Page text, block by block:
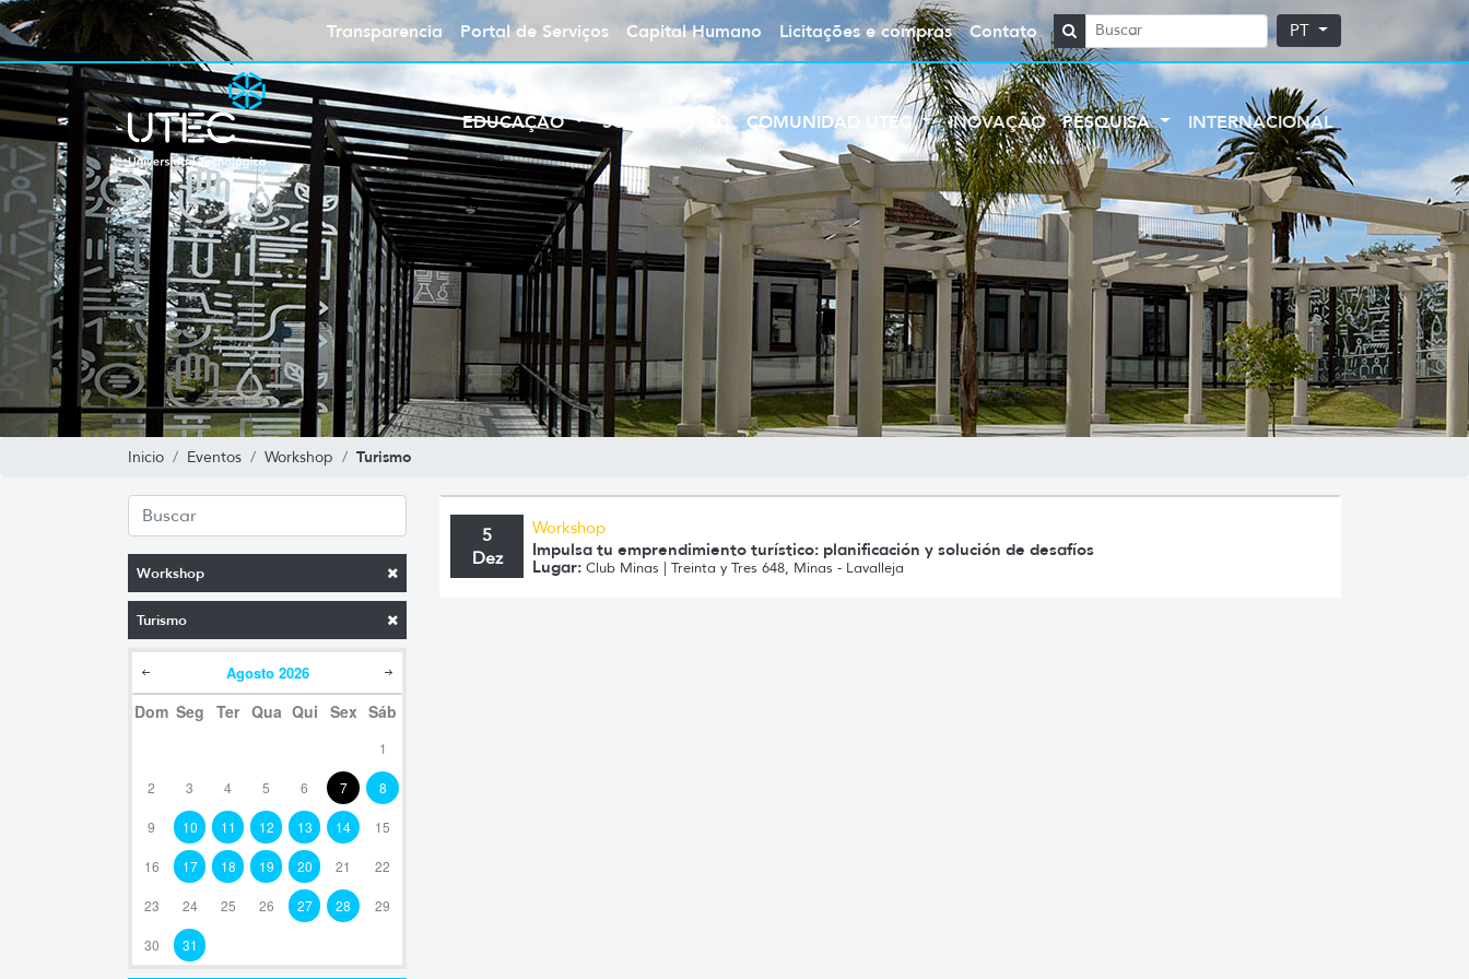
Transparencia Portal de Serviços Capital Humano Licitações e compras Contato PT
EDUCAÇÃO SOBRE A UTEC COMUNIDAD UTEC INOVAÇÃO PESQUISA INTERNACIONAL
Inicio Eventos Workshop Turismo
Workshop
Turismo
Agosto 2026
Dom Seg Ter Qua Qui Sex Sáb
1
2 3 4 5 6 7 8
9 10 11 12 13 14 15
16 17 18 19 20 21 22
23 24 25 26 27 28 29
30 31
5
Dez
Workshop
Impulsa tu emprendimiento turístico: planificación y solución de desafíos
Lugar: Club Minas | Treinta y Tres 648, Minas - Lavalleja